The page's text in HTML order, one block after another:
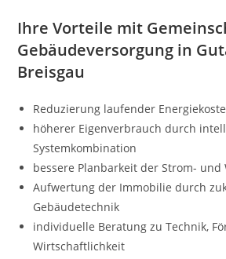
Ihre Vorteile mit
Gebäudeversorgung in
Breisgau
Reduzierung laufender
höherer Eigenverbrauch durch
Systemkombination
bessere Planbarkeit der Strom- und
Aufwertung der Immobilie durch
Gebäudetechnik
individuelle Beratung zu Technik,
Wirtschaftlichkeit